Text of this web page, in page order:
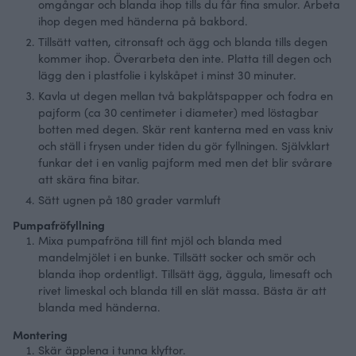
omgångar och blanda ihop tills du får fina smulor. Arbeta
ihop degen med händerna på bakbord.
Tillsätt vatten, citronsaft och ägg och blanda tills degen
kommer ihop. Överarbeta den inte. Platta till degen och
lägg den i plastfolie i kylskåpet i minst 30 minuter.
Kavla ut degen mellan två bakplåtspapper och fodra en
pajform (ca 30 centimeter i diameter) med löstagbar
botten med degen. Skär rent kanterna med en vass kniv
och ställ i frysen under tiden du gör fyllningen. Självklart
funkar det i en vanlig pajform med men det blir svårare
att skära fina bitar.
Sätt ugnen på 180 grader varmluft
Pumpafröfyllning
Mixa pumpafröna till fint mjöl och blanda med
mandelmjölet i en bunke. Tillsätt socker och smör och
blanda ihop ordentligt. Tillsätt ägg, äggula, limesaft och
rivet limeskal och blanda till en slät massa. Bästa är att
blanda med händerna.
Montering
Skär äpplena i tunna klyftor.